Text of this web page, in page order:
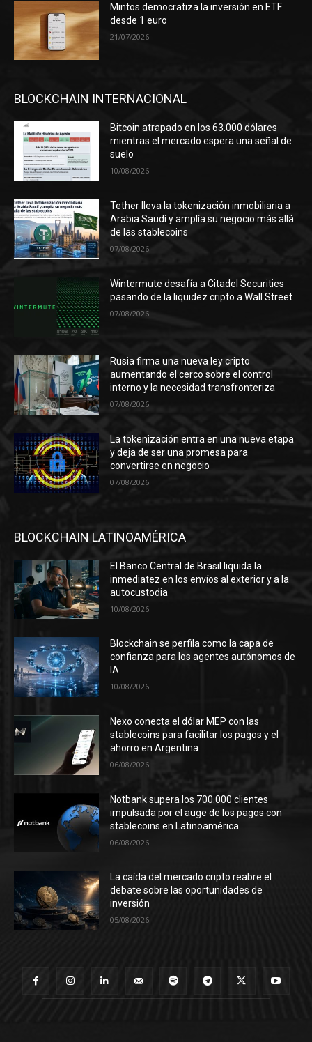
Mintos democratiza la inversión en ETF
desde 1 euro
21/07/2026
BLOCKCHAIN INTERNACIONAL
Bitcoin atrapado en los 63.000 dólares
mientras el mercado espera una señal de
suelo
10/08/2026
Tether lleva la tokenización inmobiliaria a
Arabia Saudí y amplía su negocio más allá
de las stablecoins
07/08/2026
Wintermute desafía a Citadel Securities
pasando de la liquidez cripto a Wall Street
07/08/2026
Rusia firma una nueva ley cripto
aumentando el cerco sobre el control
interno y la necesidad transfronteriza
07/08/2026
La tokenización entra en una nueva etapa
y deja de ser una promesa para
convertirse en negocio
07/08/2026
BLOCKCHAIN LATINOAMÉRICA
El Banco Central de Brasil liquida la
inmediatez en los envíos al exterior y a la
autocustodia
10/08/2026
Blockchain se perfila como la capa de
confianza para los agentes autónomos de
IA
10/08/2026
Nexo conecta el dólar MEP con las
stablecoins para facilitar los pagos y el
ahorro en Argentina
06/08/2026
Notbank supera los 700.000 clientes
impulsada por el auge de los pagos con
stablecoins en Latinoamérica
06/08/2026
La caída del mercado cripto reabre el
debate sobre las oportunidades de
inversión
05/08/2026